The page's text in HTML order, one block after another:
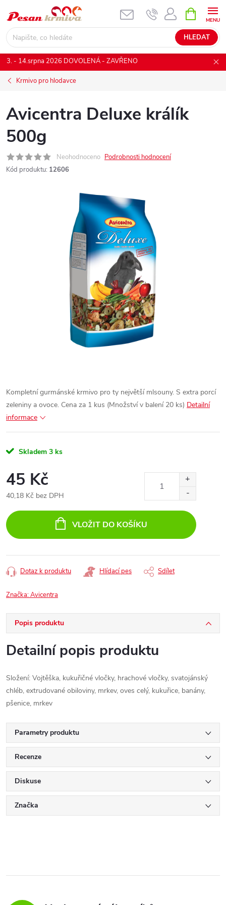
na
obsah
HLEDAT
NÁKUPNÍ
KOŠÍK
3. - 14.srpna 2026 DOVOLENÁ - ZAVŘENO
Krmivo pro hlodavce
Avicentra Deluxe králík
500g
Neohodnoceno Podrobnosti hodnocení
Kód produktu: 12606
Kompletní gurmánské krmivo pro ty největší mlsouny. S extra porcí
zeleniny a ovoce. Cena za 1 kus (Množství v balení 20 ks) Detailní
informace
Skladem 3 ks
45 Kč
40,18 Kč bez DPH
cena:
VLOŽIT DO KOŠÍKU
Dotaz k produktu Hlídací pes Sdílet
Značka:Avicentra
Popis produktu
Detailní popis produktu
Složení: Vojtěška, kukuřičné vločky, hrachové vločky, svatojánský
chléb, extrudované obiloviny, mrkev, oves celý, kukuřice, banány,
pšenice, mrkev
Parametry produktu
Recenze
Diskuse
Značka